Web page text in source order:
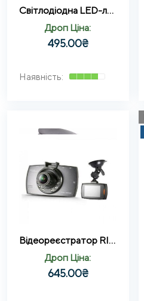
Світлодіодна LED-лампи X3 H1 для автомобіля
Дроп Ціна:
495.00₴
Відеореєстратор RIAS 129 Black Full HD 1080P
Дроп Ціна:
645.00₴